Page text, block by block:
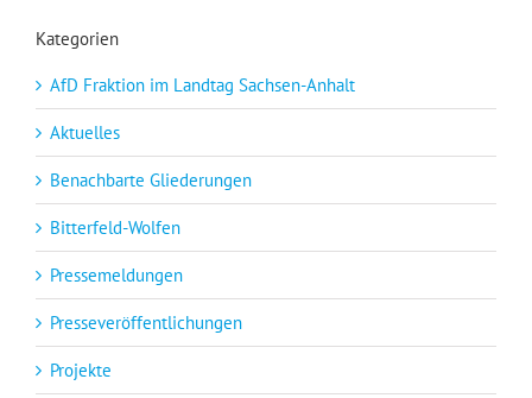
Kategorien
AfD Fraktion im Landtag Sachsen-Anhalt
Aktuelles
Benachbarte Gliederungen
Bitterfeld-Wolfen
Pressemeldungen
Presseveröffentlichungen
Projekte